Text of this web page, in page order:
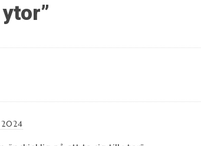
2024